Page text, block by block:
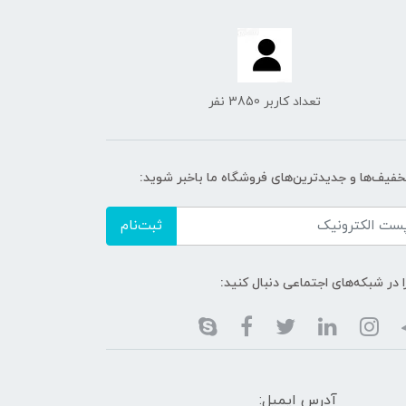
تعداد کاربر 3850 نفر
و جدیدترین‌های فروشگاه ما باخبر شوید:
ثبت‌نام
در شبکه‌های اجتماعی دنبال کنید:
آدرس ایمیل: